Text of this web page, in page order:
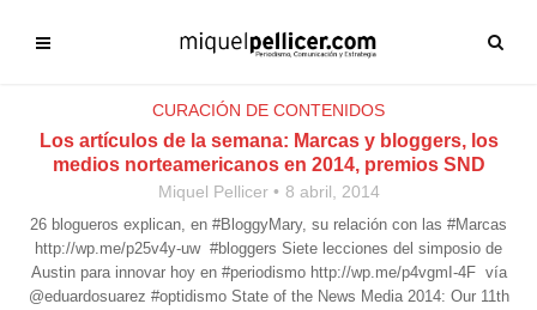
CURACIÓN DE CONTENIDOS
Los artículos de la semana: Marcas y bloggers, los
medios norteamericanos en 2014, premios SND
Miquel Pellicer 8 abril, 2014
26 blogueros explican, en #BloggyMary, su relación con las #Marcas
http://wp.me/p25v4y-uw #bloggers Siete lecciones del simposio de
Austin para innovar hoy en #periodismo http://wp.me/p4vgmI-4F vía
@eduardosuarez #optidismo State of the News Media 2014: Our 11th